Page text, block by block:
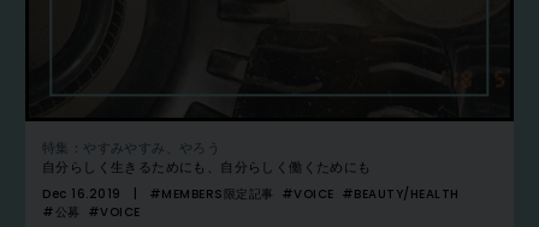
特集：やすみやすみ、やろう
自分らしく生きるためにも、自分らしく働くためにも
Dec 16.2019
#MEMBERS限定記事 #VOICE #BEAUTY/HEALTH
#公募 #VOICE